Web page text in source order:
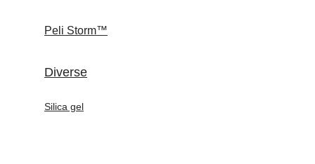
Peli Storm™
Diverse
Silica gel